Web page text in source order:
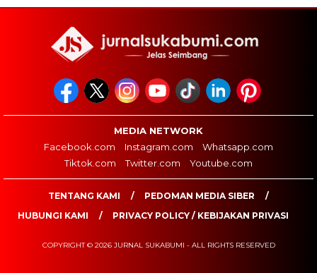
MEDIA NETWORK
Facebook.com
Instagram.com
Whatsapp.com
Tiktok.com
Twitter.com Youtube.com
TENTANG KAMI
PEDOMAN MEDIA SIBER
HUBUNGI KAMI
PRIVACY POLICY / KEBIJAKAN PRIVASI
COPYRIGHT © 2026 JURNAL SUKABUMI - ALL RIGHTS RESERVED